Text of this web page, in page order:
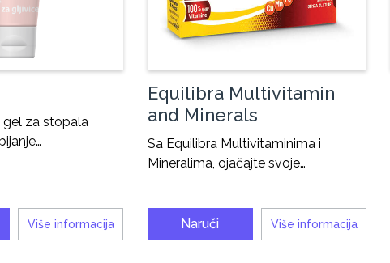
gel za stopala
Više informacija
Equilibra Multivitamin
and Minerals
Sa Equilibra Multivitaminima i
Mineralima, ojačajte svoje…
Naruči Više informacija